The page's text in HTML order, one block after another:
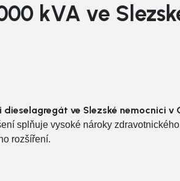
UPFD
Servis UPFD
Kritická infrastruktura a
kVA ve
dieselagregát ve Slezské nemocnici v
splňuje vysoké nároky zdravotnického
rozšíření.